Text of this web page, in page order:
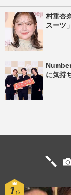
村重杏
スーツ
に気持